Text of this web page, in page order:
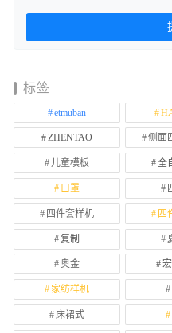
标签
etmuban
ZHENTAO 侧面
儿童模板 全
口罩
四件套样机 四
复制
奥金
家纺样机
床裙式